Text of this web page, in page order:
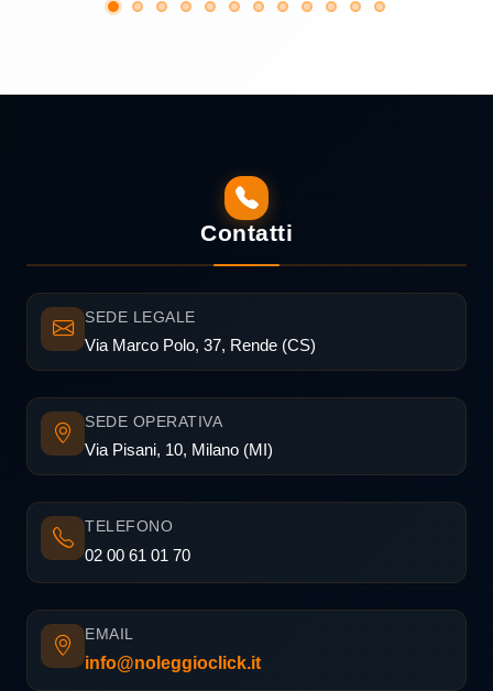
Contatti
SEDE LEGALE
Via Marco Polo, 37, Rende (CS)
SEDE OPERATIVA
Via Pisani, 10, Milano (MI)
TELEFONO
02 00 61 01 70
EMAIL
info@noleggioclick.it